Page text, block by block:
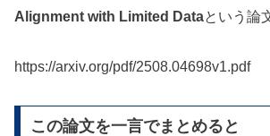
Alignment with Limited Dataという論
https://arxiv.org/pdf/2508.04698v1.pdf
この論文を一言でまとめると